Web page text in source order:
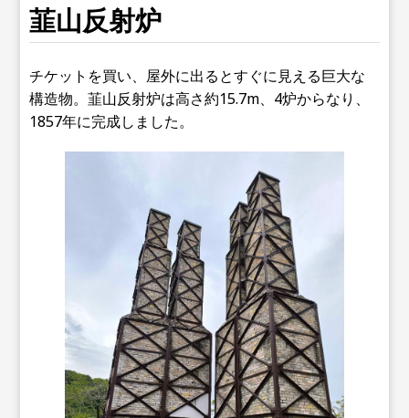
韮山反射炉
チケットを買い、屋外に出るとすぐに見える巨大な
構造物。韮山反射炉は高さ約15.7m、4炉からなり、
1857年に完成しました。